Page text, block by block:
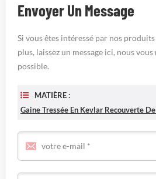
Envoyer Un Message
Si vous êtes intéressé par nos
plus, laissez un message ici, nous
possible.
MATIÈRE :
Gaine Tressée En Kevlar Recouverte